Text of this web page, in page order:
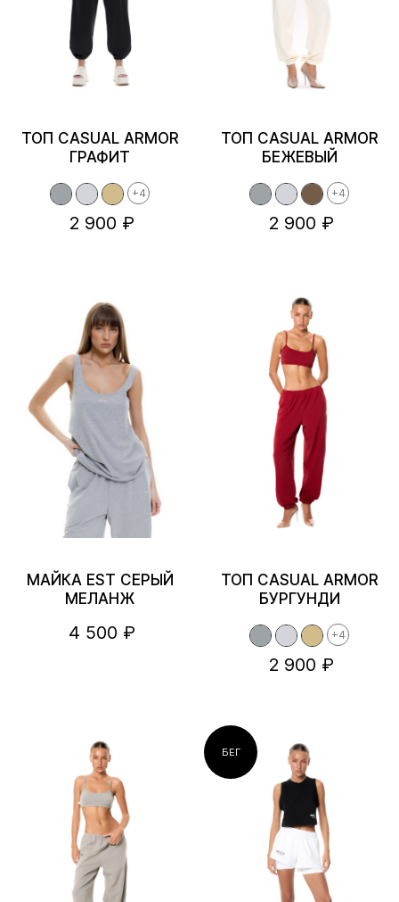
ТОП CASUAL ARMOR
ГРАФИТ
+4
2 900 ₽
ТОП CASUAL ARMOR
БЕЖЕВЫЙ
+4
2 900 ₽
МАЙКА EST СЕРЫЙ
МЕЛАНЖ
4 500 ₽
ТОП CASUAL ARMOR
БУРГУНДИ
+4
2 900 ₽
БЕГ